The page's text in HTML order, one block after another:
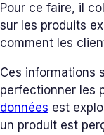
Pour ce faire, il
sur les produits
comment les
Ces informations
perfectionner les
données est
un produit est